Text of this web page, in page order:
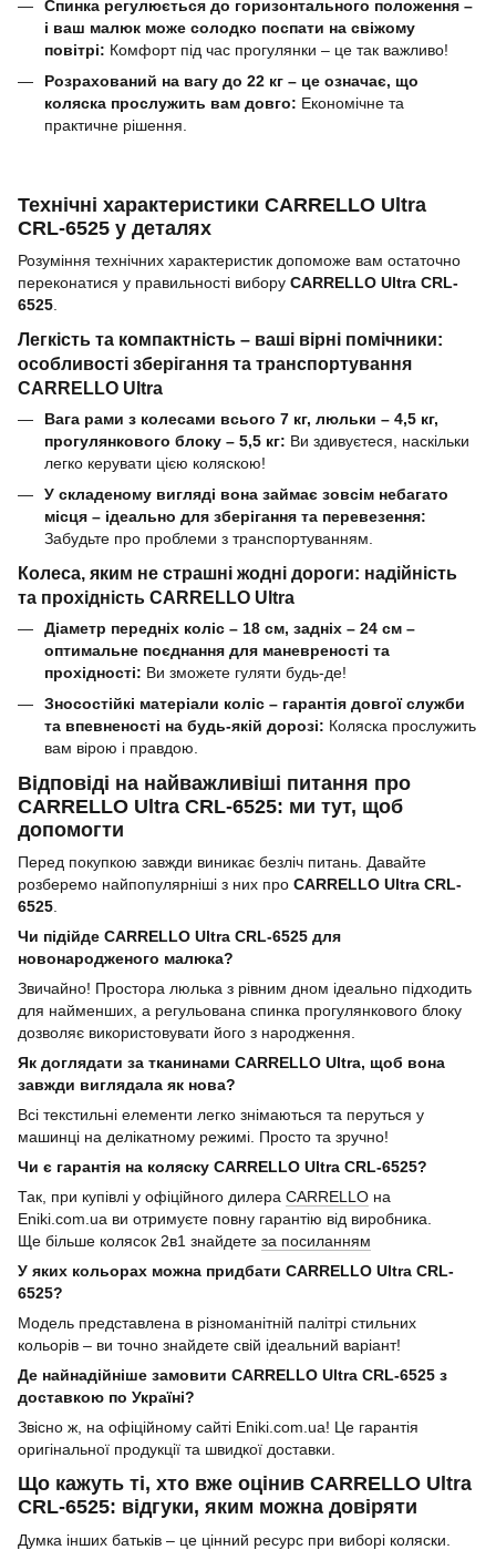
Спинка регулюється до горизонтального положення –
і ваш малюк може солодко поспати на свіжому
повітрі: Комфорт під час прогулянки – це так важливо!
Розрахований на вагу до 22 кг – це означає, що
коляска прослужить вам довго: Економічне та
практичне рішення.
Технічні характеристики CARRELLO Ultra
CRL-6525 у деталях
Розуміння технічних характеристик допоможе вам остаточно
переконатися у правильності вибору CARRELLO Ultra CRL-
6525
Легкість та компактність – ваші вірні помічники:
особливості зберігання та транспортування
CARRELLO Ultra
Вага рами з колесами всього 7 кг, люльки – 4,5 кг,
прогулянкового блоку – 5,5 кг: Ви здивуєтеся, наскільки
легко керувати цією коляскою!
У складеному вигляді вона займає зовсім небагато
місця – ідеально для зберігання та перевезення:
Забудьте про проблеми з транспортуванням.
Колеса, яким не страшні жодні дороги: надійність
та прохідність CARRELLO Ultra
Діаметр передніх коліс – 18 см, задніх – 24 см –
оптимальне поєднання для маневреності та
прохідності: Ви зможете гуляти будь-де!
Зносостійкі матеріали коліс – гарантія довгої служби
та впевненості на будь-якій дорозі: Коляска прослужить
вам вірою і правдою.
Відповіді на найважливіші питання про
CARRELLO Ultra CRL-6525: ми тут, щоб
допомогти
Перед покупкою завжди виникає безліч питань. Давайте
розберемо найпопулярніші з них про CARRELLO Ultra CRL-
6525
Чи підійде CARRELLO Ultra CRL-6525 для
новонародженого малюка?
Звичайно! Простора люлька з рівним дном ідеально підходить
для найменших, а регульована спинка прогулянкового блоку
дозволяє використовувати його з народження.
Як доглядати за тканинами CARRELLO Ultra, щоб вона
завжди виглядала як нова?
Всі текстильні елементи легко знімаються та перуться у
машинці на делікатному режимі. Просто та зручно!
Чи є гарантія на коляску CARRELLO Ultra CRL-6525?
Так, при купівлі у офіційного дилера CARRELLO на
Eniki.com.ua ви отримуєте повну гарантію від виробника.
Ще більше колясок 2в1 знайдете за посиланням
У яких кольорах можна придбати CARRELLO Ultra CRL-
6525?
Модель представлена в різноманітній палітрі стильних
кольорів – ви точно знайдете свій ідеальний варіант!
Де найнадійніше замовити CARRELLO Ultra CRL-6525 з
доставкою по Україні?
Звісно ж, на офіційному сайті Eniki.com.ua! Це гарантія
оригінальної продукції та швидкої доставки.
Що кажуть ті, хто вже оцінив CARRELLO Ultra
CRL-6525: відгуки, яким можна довіряти
Думка інших батьків – це цінний ресурс при виборі коляски.